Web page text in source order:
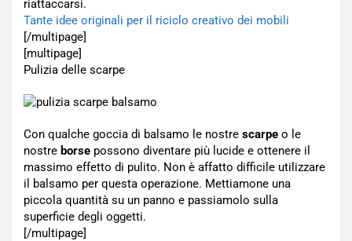
riattaccarsi.
Tante idee originali per il riciclo creativo dei mobili
[/multipage]
[multipage]
Pulizia delle scarpe
Con qualche goccia di balsamo le nostre scarpe o le
nostre borse possono diventare più lucide e ottenere il
massimo effetto di pulito. Non è affatto difficile utilizzare
il balsamo per questa operazione. Mettiamone una
piccola quantità su un panno e passiamolo sulla
superficie degli oggetti.
[/multipage]